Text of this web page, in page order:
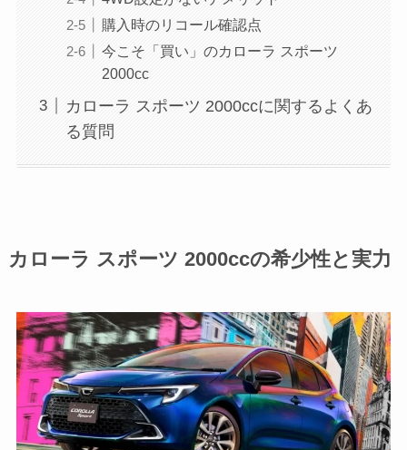
購入時のリコール確認点
今こそ「買い」のカローラ スポーツ
2000cc
カローラ スポーツ 2000ccに関するよくあ
る質問
カローラ スポーツ 2000ccの希少性と実力